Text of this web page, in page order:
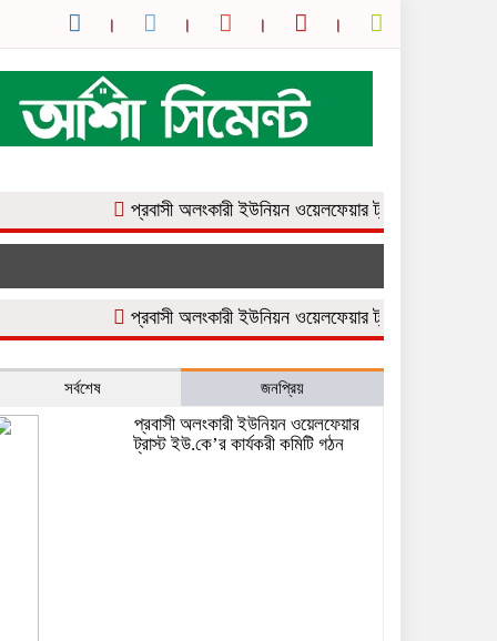
প্রবাসী অলংকারী ইউনিয়ন ওয়েলফেয়ার ট্রাস্ট ইউ.কে’র কার্যকরী
প্রবাসী অলংকারী ইউনিয়ন ওয়েলফেয়ার ট্রাস্ট ইউ.কে’র কার্যকরী
সর্বশেষ জনপ্রিয়
প্রবাসী অলংকারী ইউনিয়ন ওয়েলফেয়ার
ট্রাস্ট ইউ.কে’র কার্যকরী কমিটি গঠন